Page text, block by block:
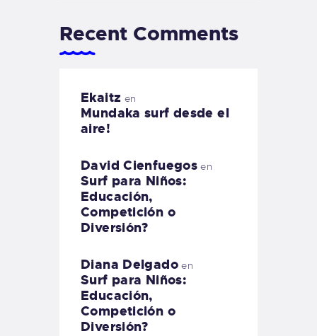
Recent Comments
Ekaitz en
Mundaka surf desde el
aire!
David Cienfuegos en
Surf para Niños:
Educación,
Competición o
Diversión?
Diana Delgadoen
Surf para Niños:
Educación,
Competición o
Diversión?